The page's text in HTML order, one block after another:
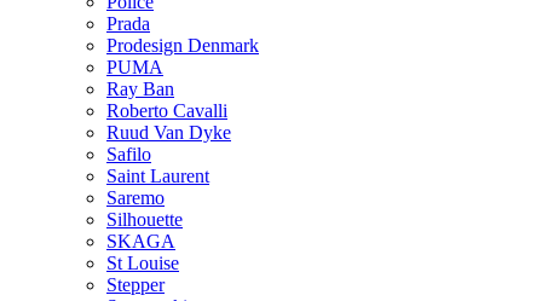
Prada
Prodesign Denmark
PUMA
Ray Ban
Roberto Cavalli
Ruud Van Dyke
Safilo
Saint Laurent
Saremo
Silhouette
SKAGA
St Louise
Stepper